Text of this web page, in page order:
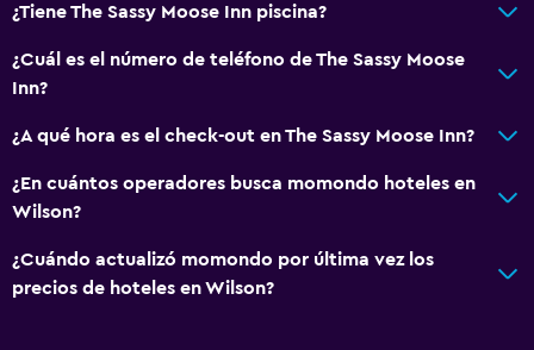
¿Tiene The Sassy Moose Inn piscina?
¿Cuál es el número de teléfono de The Sassy Moose
Inn?
¿A qué hora es el check-out en The Sassy Moose Inn?
¿En cuántos operadores busca momondo hoteles en
Wilson?
¿Cuándo actualizó momondo por última vez los
precios de hoteles en Wilson?